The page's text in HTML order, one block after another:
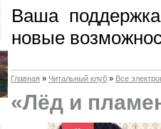
Ваша
новые
Главная » Читальный клуб » Все
«Лёд и